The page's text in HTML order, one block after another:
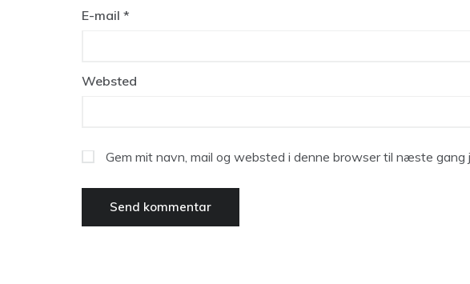
E-mail *
Websted
Gem mit navn, mail og websted i denne browser til næste gang